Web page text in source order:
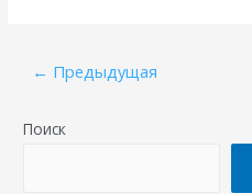
Пагинация
← Предыдущая
Поиск